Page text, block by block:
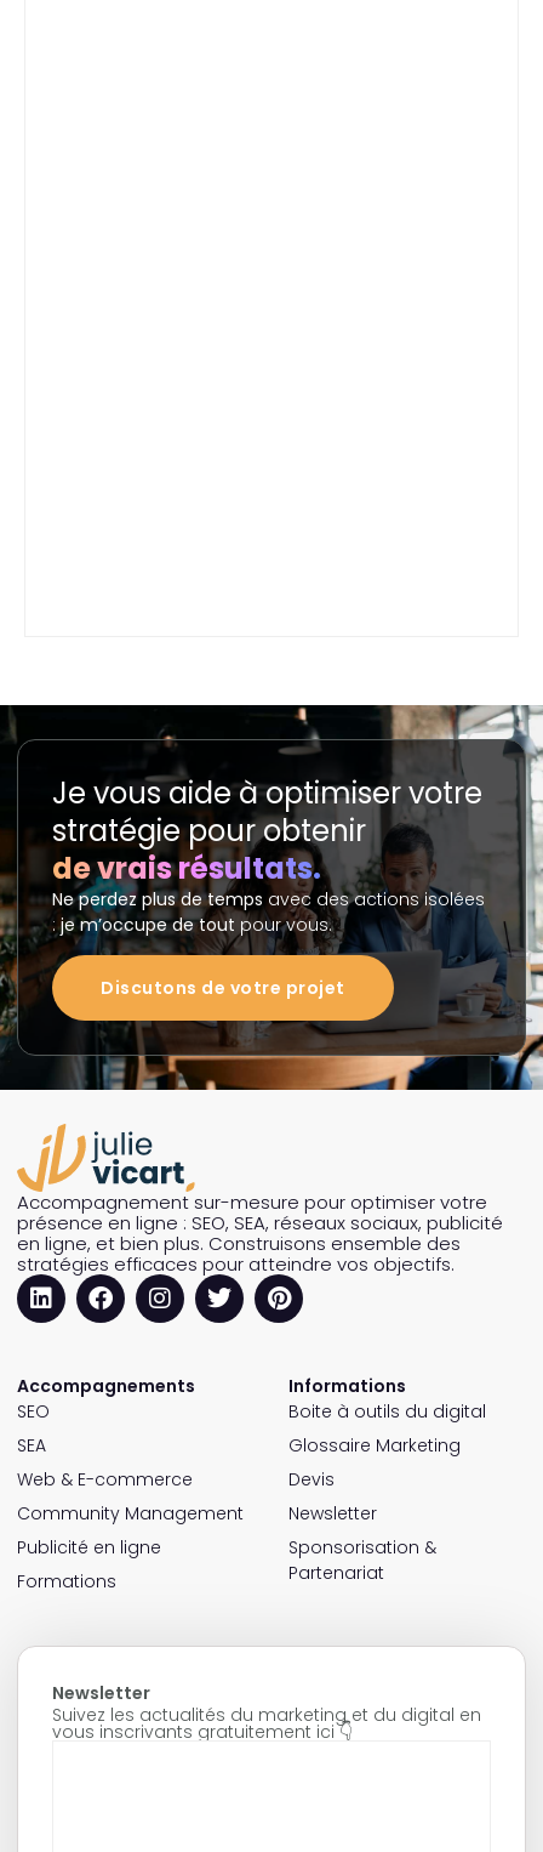
Je vous aide à optimiser votre
stratégie pour obtenir
de vrais résultats.
Ne perdez plus de temps avec des actions isolées
:je m’occupe de tout pour vous.
Discutons de votre projet
Accompagnement sur-mesure pour optimiser votre
présence en ligne : SEO, SEA, réseaux sociaux, publicité
en ligne, et bien plus. Construisons ensemble des
stratégies efficaces pour atteindre vos objectifs.
Accompagnements
SEO
SEA
Web & E-commerce
Community Management
Publicité en ligne
Formations
Informations
Boite à outils du digital
Glossaire Marketing
Devis
Newsletter
Sponsorisation &
Partenariat
Newsletter
Suivez les actualités du marketing et du digital en
vous inscrivants gratuitement ici 👇